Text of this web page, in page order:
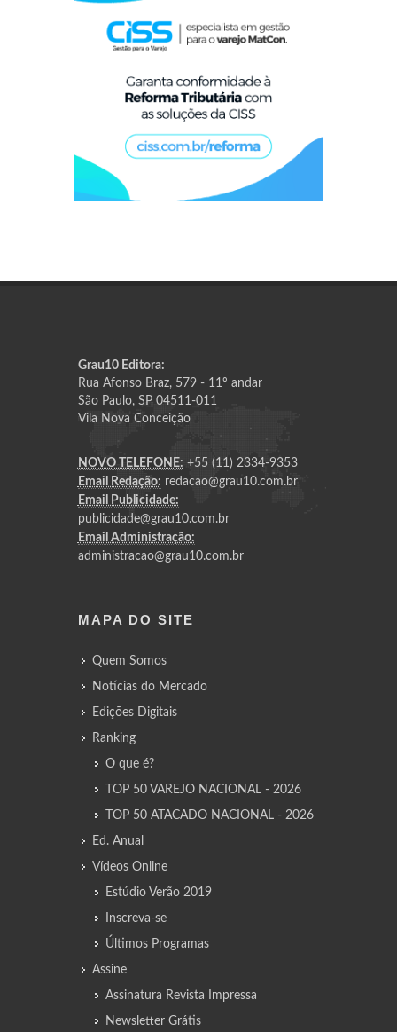
Grau10 Editora:
Rua Afonso Braz, 579 - 11º andar
São Paulo, SP 04511-011
Vila Nova Conceição
NOVO TELEFONE: +55 (11) 2334-9353
Email Redação: redacao@grau10.com.br
Email Publicidade:
publicidade@grau10.com.br
Email Administração:
administracao@grau10.com.br
MAPA DO SITE
Quem Somos
Notícias do Mercado
Edições Digitais
Ranking
O que é?
TOP 50 VAREJO NACIONAL - 2026
TOP 50 ATACADO NACIONAL - 2026
Ed. Anual
Vídeos Online
Estúdio Verão 2019
Inscreva-se
Últimos Programas
Assine
Assinatura Revista Impressa
Newsletter Grátis